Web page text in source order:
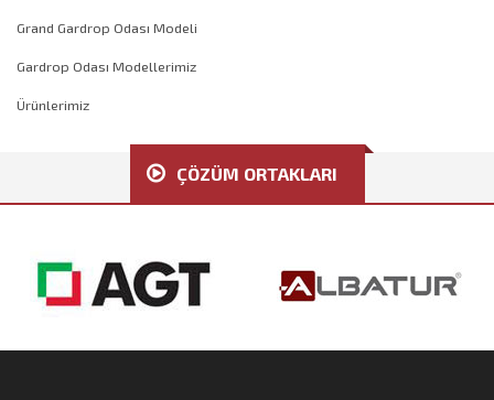
Grand Gardrop Odası Modeli
Gardrop Odası Modellerimiz
Ürünlerimiz
ÇÖZÜM ORTAKLARI